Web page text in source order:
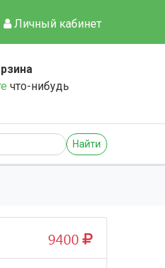
Личный кабинет
что-нибудь
Найти
9400